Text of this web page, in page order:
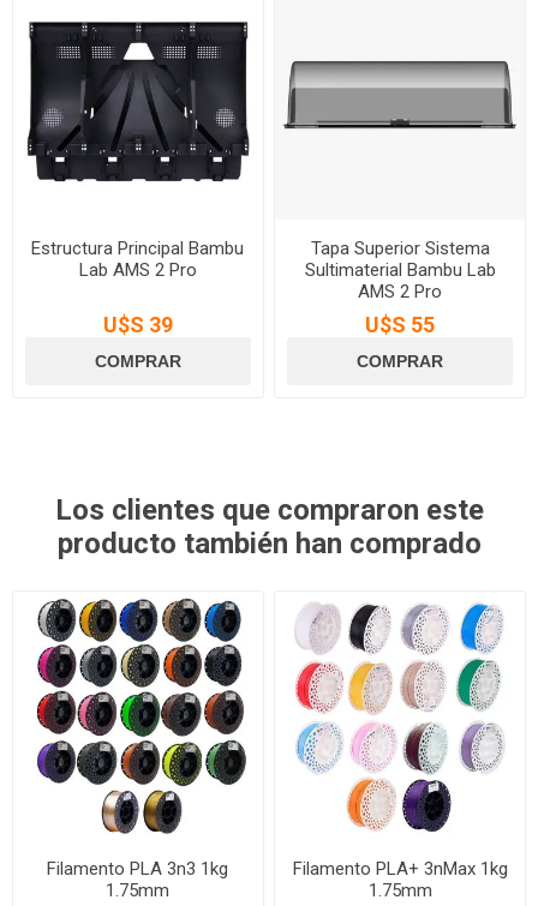
Estructura Principal Bambu
Lab AMS 2 Pro
U$S 39
Tapa Superior Sistema
Sultimaterial Bambu Lab
AMS 2 Pro
U$S 55
Los clientes que compraron este
producto también han comprado
Filamento PLA 3n3 1kg
1.75mm
Filamento PLA+ 3nMax 1kg
1.75mm